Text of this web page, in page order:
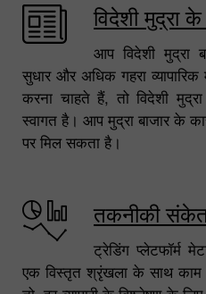
विदेशी मुद्रा
आप विदेशी मुद्रा
सुधार और अधिक गहरा व्यापारिक
करना चाहते हैं, तो विदेशी
स्वागत है। आप मुद्रा बाजार के
पर मिल सकता है।
तकनीकी
ट्रेडिंग प्लेटफॉर्म
एक विस्तृत श्रृंखला के साथ काम